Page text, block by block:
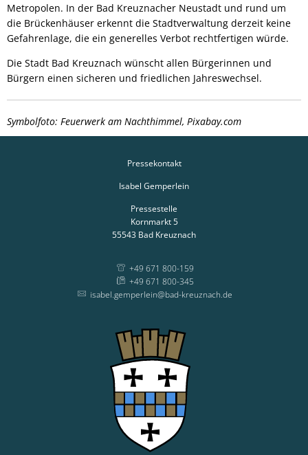
Metropolen. In der Bad Kreuznacher Neustadt und rund um
die Brückenhäuser erkennt die Stadtverwaltung derzeit keine
Gefahrenlage, die ein generelles Verbot rechtfertigen würde.
Die Stadt Bad Kreuznach wünscht allen Bürgerinnen und
Bürgern einen sicheren und friedlichen Jahreswechsel.
Symbolfoto: Feuerwerk am Nachthimmel, Pixabay.com
Pressekontakt
Isabel Gemperlein
Pressestelle
Kornmarkt 5
55543 Bad Kreuznach
+49 671 800-159
+49 671 800-345
isabel.gemperlein@bad-kreuznach.de